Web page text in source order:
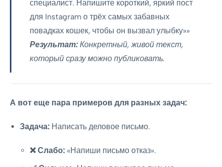
специалист. Напишите короткий, яркий пост
для Instagram о трёх самых забавных
повадках кошек, чтобы он вызвал улыбку»»
Результат:Конкретный, живой текст,
который сразу можно публиковать.
А вот еще пара примеров для разных задач:
Задача: Написать деловое письмо.
❌ Слабо: «Напиши письмо отказ».